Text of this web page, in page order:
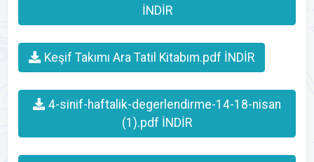
İNDİR
Keşif Takımı Ara Tatil Kitabım.pdf İNDİR
4-sinif-haftalik-degerlendirme-14-18-nisan
(1).pdf İNDİR